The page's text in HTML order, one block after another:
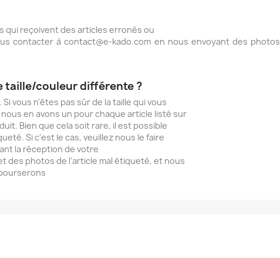
qui reçoivent des articles erronés ou
contacter à contact@e-kado.com en nous envoyant des
taille/couleur différente ?
vous n'êtes pas sûr de la taille qui vous
en avons un pour chaque article listé sur
Bien que cela soit rare, il est possible
Si c'est le cas, veuillez nous le faire
la réception de votre
des photos de l'article mal étiqueté, et nous